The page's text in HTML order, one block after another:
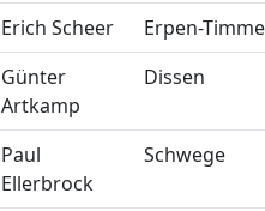
Erich Scheer
Erpen-
Günter
Artkamp
Dissen
Paul
Ellerbrock
Schwege